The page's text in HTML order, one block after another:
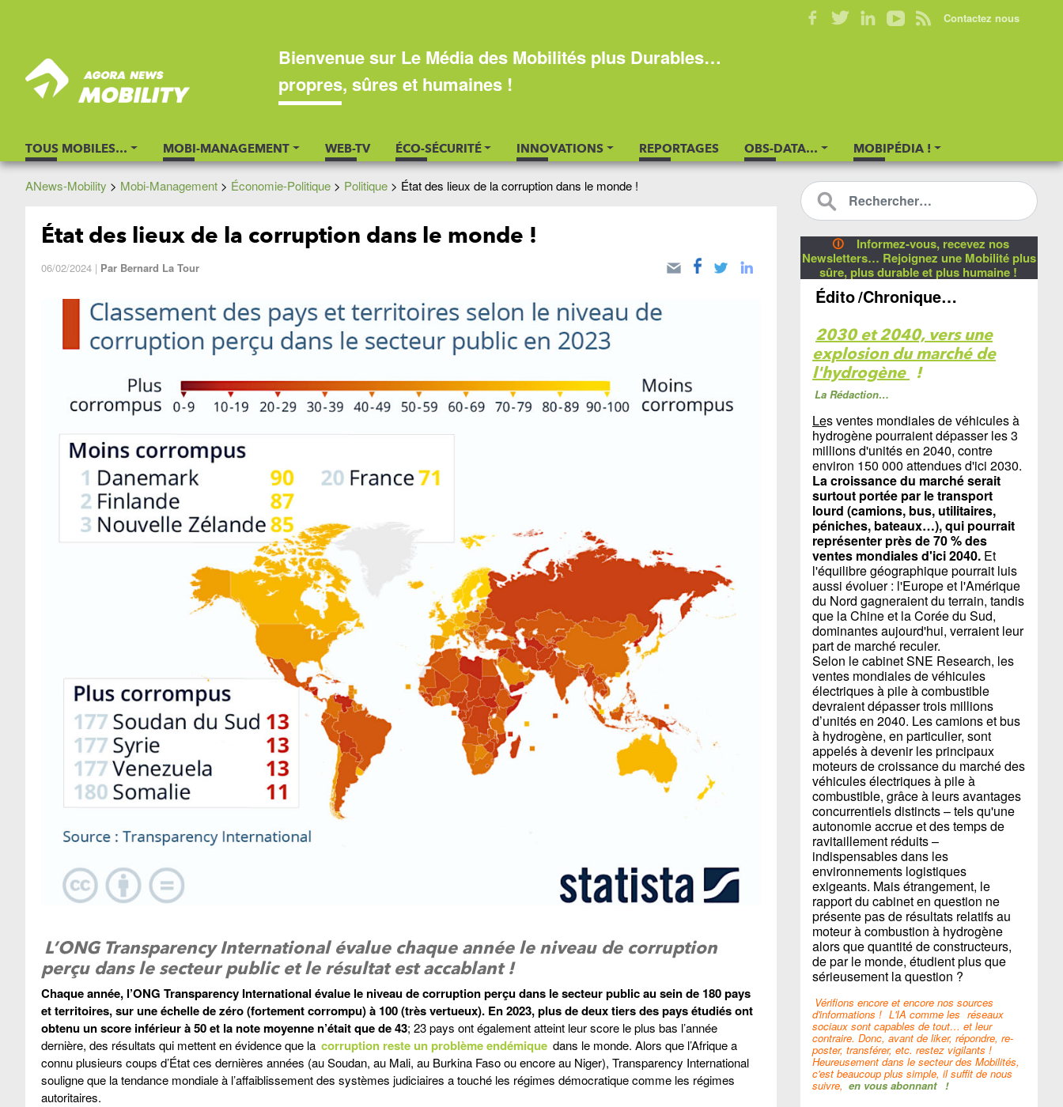
Bienvenue sur Le Média des Mobilités plus Durables…
propres, sûres et humaines !
TOUS MOBILES… MOBI-MANAGEMENT WEB-TV ÉCO-SÉCURITÉ INNOVATIONS REPORTAGES OBS-DATA… MOBIPÉDIA !
Contactez nous
ANews-Mobility > Mobi-Management > Économie-Politique > Politique > État des lieux de la corruption dans le monde !
État des lieux de la corruption dans le monde !
06/02/2024 | Par Bernard La Tour
L’ONG Transparency International évalue chaque année le niveau de corruption
perçu dans le secteur public et le résultat est accablant !
Chaque année, l’ONG Transparency International évalue le niveau de corruption perçu dans le secteur public au sein de 180 pays
et territoires, sur une échelle de zéro (fortement corrompu) à 100 (très vertueux). En 2023, plus de deux tiers des pays étudiés ont
obtenu un score inférieur à 50 et la note moyenne n’était que de 43; 23 pays ont également atteint leur score le plus bas l’année
dernière, des résultats qui mettent en évidence que la corruption reste un problème endémique dans le monde. Alors que l’Afrique a
connu plusieurs coups d’État ces dernières années (au Soudan, au Mali, au Burkina Faso ou encore au Niger), Transparency International
souligne que la tendance mondiale à l’affaiblissement des systèmes judiciaires a touché les régimes démocratique comme les régimes
autoritaires.
🛈
Informez-vous, recevez nos
Newsletters… Rejoignez une Mobilité plus
sûre, plus durable et plus humaine !
Édito/Chronique…
2030 et 2040, vers une
explosion du marché de
l'hydrogène !
La Rédaction…
Les ventes mondiales de véhicules à
hydrogène pourraient dépasser les 3
millions d'unités en 2040, contre
environ 150 000 attendues d'ici 2030.
La croissance du marché serait
surtout portée par le transport
lourd (camions, bus, utilitaires,
péniches, bateaux…), qui pourrait
représenter près de 70 % des
ventes mondiales d'ici 2040. Et
l'équilibre géographique pourrait luis
aussi évoluer : l'Europe et l'Amérique
du Nord gagneraient du terrain, tandis
que la Chine et la Corée du Sud,
dominantes aujourd'hui, verraient leur
part de marché reculer.
Selon le cabinet SNE Research, les
ventes mondiales de véhicules
électriques à pile à combustible
devraient dépasser trois millions
d’unités en 2040. Les camions et bus
à hydrogène, en particulier, sont
appelés à devenir les principaux
moteurs de croissance du marché des
véhicules électriques à pile à
combustible, grâce à leurs avantages
concurrentiels distincts – tels qu'une
autonomie accrue et des temps de
ravitaillement réduits –
indispensables dans les
environnements logistiques
exigeants. Mais étrangement, le
rapport du cabinet en question ne
présente pas de résultats relatifs au
moteur à combustion à hydrogène
alors que quantité de constructeurs,
de par le monde, étudient plus que
sérieusement la question ?
Vérifions encore et encore nos sources
d'informations ! L'IA comme les réseaux
sociaux sont capables de tout… et leur
contraire. Donc, avant de liker, répondre, re-
poster, transférer, etc. restez vigilants !
Heureusement dans le secteur des Mobilités,
c'est beaucoup plus simple, il suffit de nous
suivre, en vous abonnant !